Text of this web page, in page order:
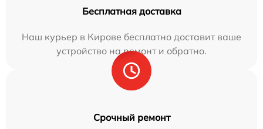
Бесплатная доставка
Наш курьер в Кирове бесплатно доставит ваше
устройство на ремонт и обратно.
Срочный ремонт